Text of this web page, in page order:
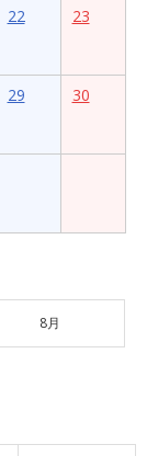
22 23
29 30
8月